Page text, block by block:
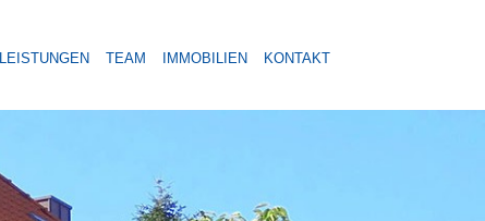
LEISTUNGEN TEAM IMMOBILIEN KONTAKT